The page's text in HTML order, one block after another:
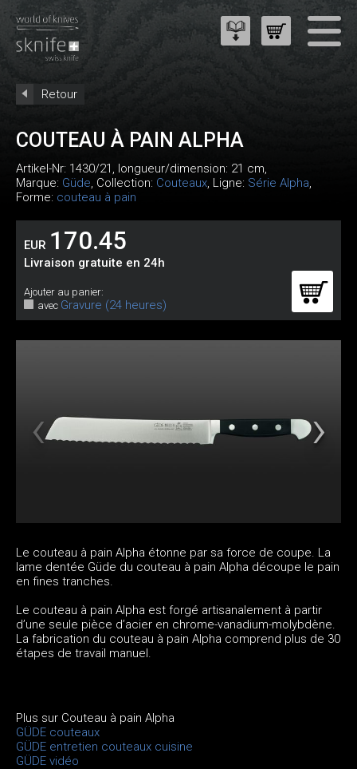
Retour
COUTEAU À PAIN ALPHA
Artikel-Nr: 1430/21 , longueur/dimension: 21 cm,
Marque: Güde, Collection: Couteaux, Ligne: Série Alpha,
Forme: couteau à pain
EUR 170.45
Livraison gratuite en 24h
Ajouter au panier:
avec Gravure (24 heures)
Le couteau à pain Alpha étonne par sa force de coupe. La
lame dentée Güde du couteau à pain Alpha découpe le pain
en fines tranches.
Le couteau à pain Alpha est forgé artisanalement à partir
d’une seule pièce d’acier en chrome-vanadium-molybdène.
La fabrication du couteau à pain Alpha comprend plus de 30
étapes de travail manuel.
Plus sur Couteau à pain Alpha
GÜDE couteaux
GÜDE entretien couteaux cuisine
GÜDE vidéo